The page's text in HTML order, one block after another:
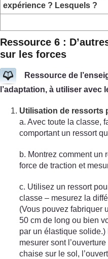
expérience ? Lesquels ?
Ressource 6 :
sur les forces
Ressource de
l’adaptation, à utiliser avec
Utilisation de ressorts
a. Avec toute la classe,
comportant un ressort
b. Montrez comment un
force de traction et
c. Utilisez un ressort
classe – mesurez la
(Vous pouvez fabriquer
50 cm de long ou bien
par un élastique
mesurer sont
chaise sur le sol,